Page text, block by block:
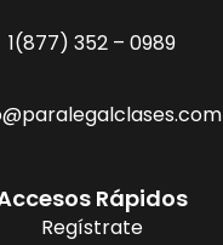
1(877) 352 – 0989
Rápidos
Regístrate